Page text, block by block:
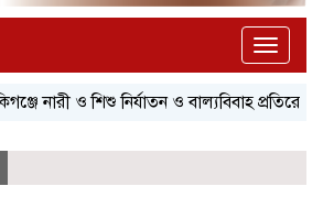
Toggle
নারী ও শিশু নির্যাতন ও বাল্যবিবাহ প্রতিরোধে